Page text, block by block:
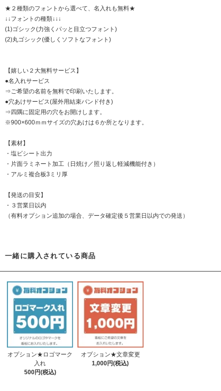
★２種類のフォントから選べて、名入れも無料★
↓↓フォントの種類↓↓↓
(1)ゴシック(力強くパッと目立つフォント)
(2)丸ゴシック(優しくソフトなフォント)
【嬉しい２大無料サービス】
●名入れサービス
⇒ご希望の名前を無料で印刷いたします。
●穴あけサービス(屋外用結束バンド付き)
⇒四隅に固定用の穴をお開けします。
※900×600ｍｍサイズの穴あけは６か所となります。
【素材】
・塩ビシート出力
・片面ラミネート加工（日焼け／照り返し軽減機能付き）
・アルミ複合板3ミリ厚
【発送の目安】
・３営業日以内
（有料オプション追加の場合、データ確定後５営業日以内での発送）
一緒に購入されている商品
オプション★ロゴマーク
入れ
500円(税込)
オプション★文章変更
1,000円(税込)